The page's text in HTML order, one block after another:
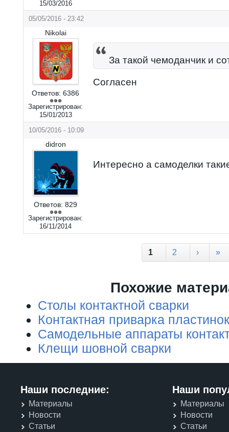
15/03/2016
05/05/2016 - 23:42
Nikolai
Ответов: 6386
Зарегистрирован:
15/01/2013
За такой чемоданчик и
Согласен
10/05/2016 - 10:09
didron
Ответов: 829
Зарегистрирован:
16/11/2014
Интересно а самоделки
1 2 › »
Похожие
Столы контактной сварки
Контактная приварка
Самодельные аппараты
Клещи шовной сварки
Наши последние:
Материалы
Новости
Статьи
Наши
Материалы
Новости
Статьи